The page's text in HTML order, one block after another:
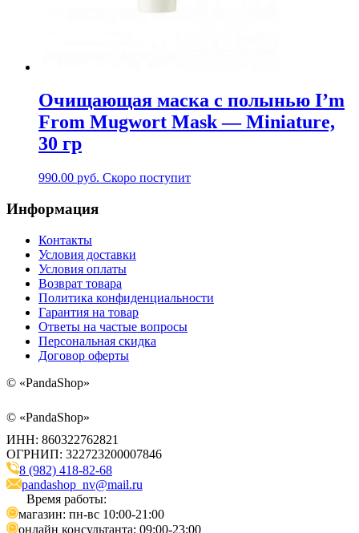
Очищающая маска с полынью I’m
From Mugwort Mask — Miniature,
30 гр
990.00 руб. Скоро поступит
Информация
Контакты
Условия доставки
Условия оплаты
Возврат товара
Политика конфиденциальности
Гарантия на товар
Ответы на частые вопросы
Персональная скидка
Договор оферты
© «PandaShop»
© «PandaShop»
ИНН: 860322762821
ОГРНИП: 322723200007846
8 (982) 418-82-68
pandashop_nv@mail.ru
Время работы:
магазин: пн-вс 10:00-21:00
онлайн консультанта: 09:00-23:00